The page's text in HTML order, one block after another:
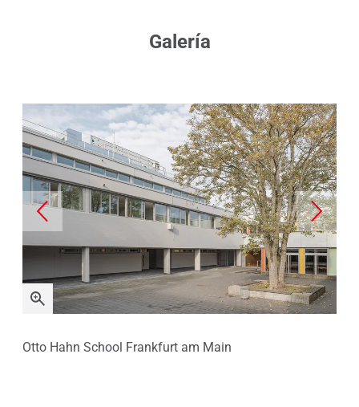
Galería
Otto Hahn School Frankfurt am Main